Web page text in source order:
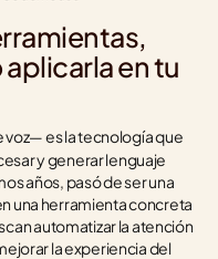
en tu
es la tecnología que
y generar lenguaje
años, pasó de ser una
una herramienta concreta
automatizar la atención
la experiencia del